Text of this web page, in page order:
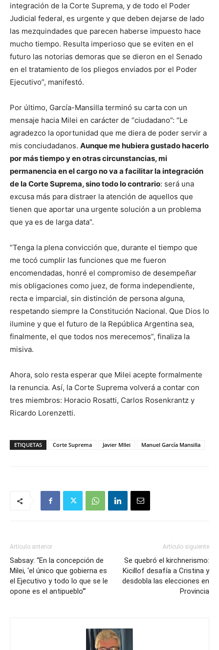
integración de la Corte Suprema, y de todo el Poder
Judicial federal, es urgente y que deben dejarse de lado
las mezquindades que parecen haberse impuesto hace
mucho tiempo. Resulta imperioso que se eviten en el
futuro las notorias demoras que se dieron en el Senado
en el tratamiento de los pliegos enviados por el Poder
Ejecutivo”, manifestó.
Por último, García-Mansilla terminó su carta con un
mensaje hacia Milei en carácter de “ciudadano”: “Le
agradezco la oportunidad que me diera de poder servir a
mis conciudadanos. Aunque me hubiera gustado hacerlo
por más tiempo y en otras circunstancias, mi
permanencia en el cargo no va a facilitar la integración
de la Corte Suprema, sino todo lo contrario: será una
excusa más para distraer la atención de aquellos que
tienen que aportar una urgente solución a un problema
que ya es de larga data”.
“Tenga la plena convicción que, durante el tiempo que
me tocó cumplir las funciones que me fueron
encomendadas, honré el compromiso de desempeñar
mis obligaciones como juez, de forma independiente,
recta e imparcial, sin distinción de persona alguna,
respetando siempre la Constitución Nacional. Que Dios lo
ilumine y que el futuro de la República Argentina sea,
finalmente, el que todos nos merecemos”, finaliza la
misiva.
Ahora, solo resta esperar que Milei acepte formalmente
la renuncia. Así, la Corte Suprema volverá a contar con
tres miembros: Horacio Rosatti, Carlos Rosenkrantz y
Ricardo Lorenzetti.
ETIQUETAS Corte Suprema Javier MIlei Manuel García Mansilla
Artículo anterior
Sabsay: “En la concepción de
Milei, ‘el único que gobierna es
el Ejecutivo y todo lo que se le
opone es el antipueblo'”
Artículo siguiente
Se quebró el kirchnerismo:
Kicillof desafía a Cristina y
desdobla las elecciones en
Provincia